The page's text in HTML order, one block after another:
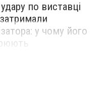
по виставці
у чому його